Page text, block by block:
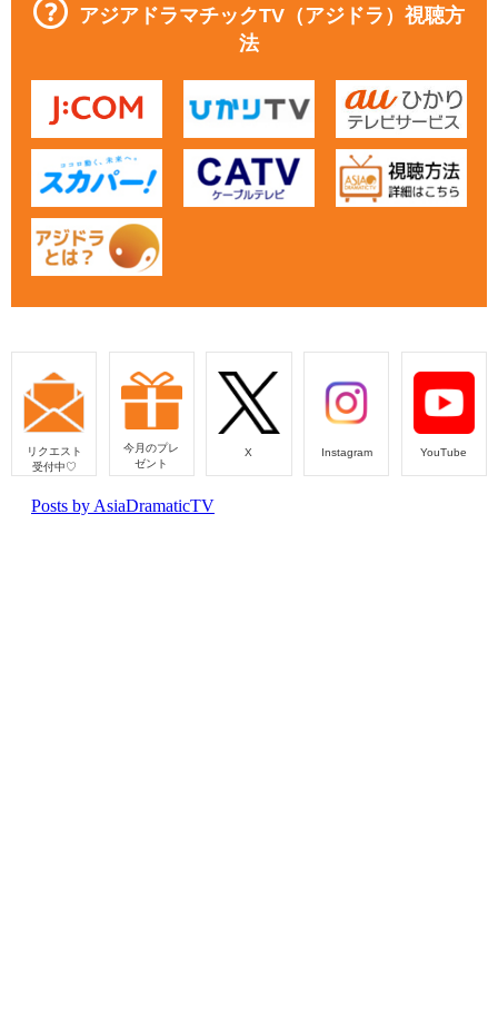
アジアドラマチックTV（アジドラ）視聴方
法
リクエスト
受付中♡
今月のプレ
ゼント
X Instagram YouTube